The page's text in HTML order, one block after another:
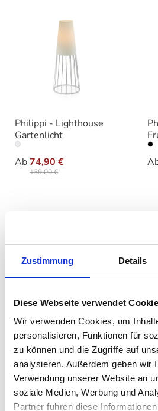
Zustimmung Details
Diese Webseite verwendet
Wir verwenden Cookies, um
personalisieren, Funktionen für
zu können und die Zugriffe auf
analysieren. Außerdem geben wir
Verwendung unserer Website an
soziale Medien, Werbung und
Partner führen diese
Philippi - Lighthouse
Gartenlicht
Ab74,90 €
139,00 €
Varianten
Philippi - Float Vase
Ab 39,90 €
49,90 €
Variantenauswählen